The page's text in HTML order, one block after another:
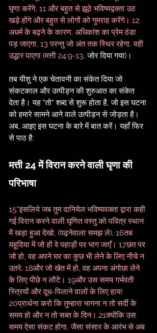
घृणा करेंगे, 11 और बहुत से झूठे भविष्यद्वक्ता उठ
खड़े होंगे और बहुत से लोगों को गुमराह करेंगे। 12
अधर्म के बढ़ने के कारण, अधिकांश का प्रेम ठंडा
पड़ जाएगा, 13 परन्तु जो अंत तक स्थिर रहेगा, वही
उद्धार पाएगा (मत्ती 24:9-13, जोर दिया गया)।
तब यीशु ने एक चेतावनी का संकेत दिया जो
संकटकाल और उत्पीड़न की शुरुआत का संकेत
देता है। यह "तो" शब्द से शुरू होता है, जो इस घटना
को हमारे सामने आने वाले उत्पीड़न से जोड़ता है।
अब, आइए इस घटना के बारे में बात करें। यहाँ फिर
से पाठ है:
मत्ती 24 में विरान करने वाली घृणा की
परिभाषा
15"इसलिये जब तुम दानियेल भविष्यवक्ता द्वारा कही
गई विरान करने वाली घृणित वस्तु को पवित्र स्थान
में खड़ा हुआ देखो, (पढ़नेवाला समझ ले), 16तब
यहूदिया में जो हों वे पहाड़ों पर भाग जाएँ। 17छत पर
जो हो, वह अपने घर का कुछ भी लेने के लिए नीचे न
उतरे, 18और जो खेत में हो, वह अपना अंगोछा लेने
के लिए पीछे न लौटे। 19और उस समय गर्भवती
स्त्रियों और दूध-पिलाने वालों के लिए हाय!
20प्रार्थना करो कि तुम्हारा भागना न तो सर्दी के
समय हो और न तो सब्त के दिन। 21क्योंकि उस
समय ऐसा संकट होगा, जैसा संसार के आरंभ से अब